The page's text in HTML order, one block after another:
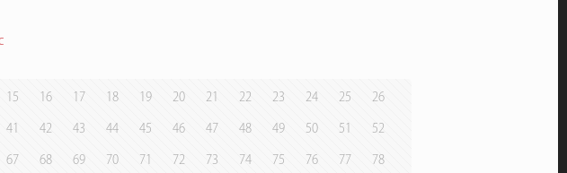
15 16 17 18 19 20 21 22 23 24 25 26
41 42 43 44 45 46 47 48 49 50 51 52
67 68 69 70 71 72 73 74 75 76 77 78